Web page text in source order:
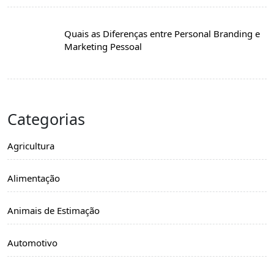
Quais as Diferenças entre Personal Branding e
Marketing Pessoal
Categorias
Agricultura
Alimentação
Animais de Estimação
Automotivo